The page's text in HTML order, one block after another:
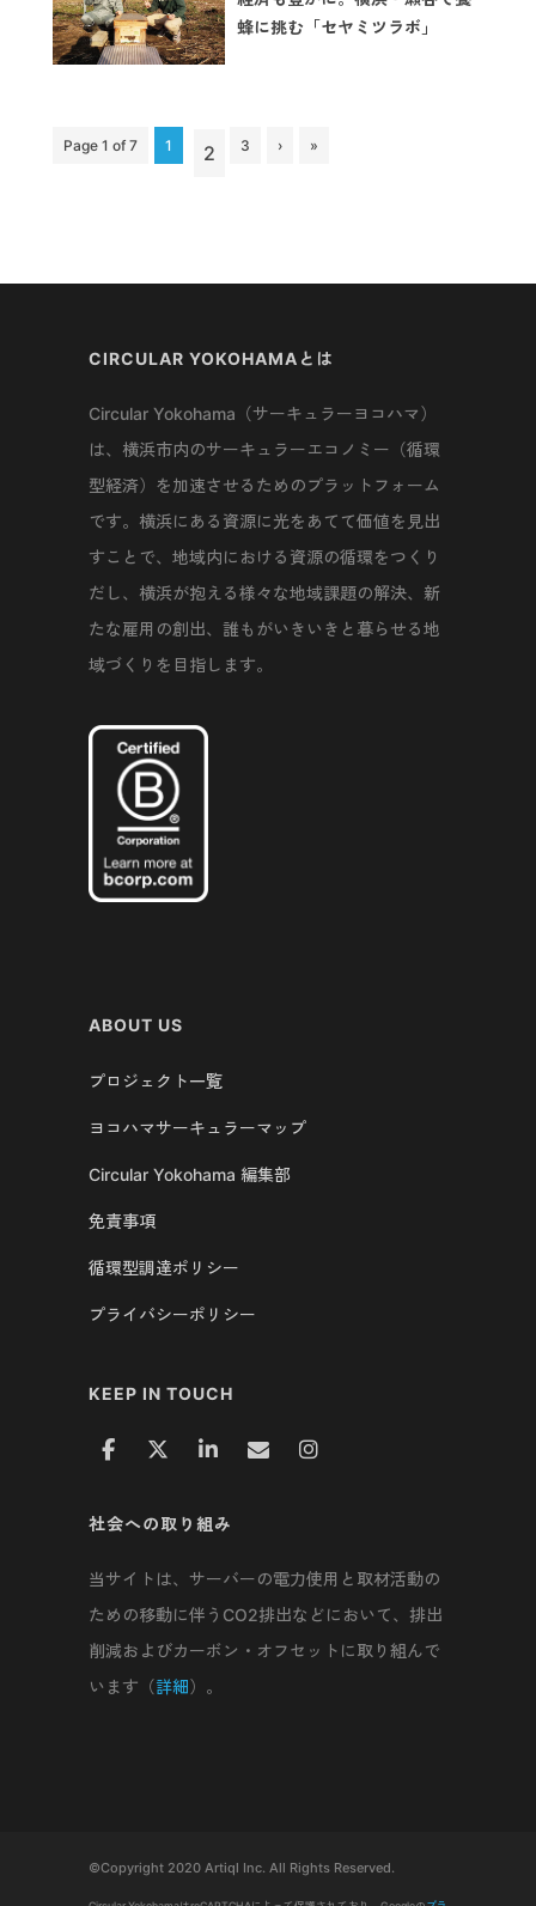
蜂に挑む「セヤミツラボ」
Page 1 of 7 1 2 3 › »
CIRCULAR YOKOHAMAとは
Circular Yokohama（サーキュラーヨコハマ）
は、横浜市内のサーキュラーエコノミー（循環
型経済）を加速させるためのプラットフォーム
です。横浜にある資源に光をあてて価値を見出
すことで、地域内における資源の循環をつくり
だし、横浜が抱える様々な地域課題の解決、新
たな雇用の創出、誰もがいきいきと暮らせる地
域づくりを目指します。
ABOUT US
プロジェクト一覧
ヨコハマサーキュラーマップ
Circular Yokohama 編集部
免責事項
循環型調達ポリシー
プライバシーポリシー
KEEP IN TOUCH
社会への取り組み
当サイトは、サーバーの電力使用と取材活動の
ための移動に伴うCO2排出などにおいて、排出
削減およびカーボン・オフセットに取り組んで
います（詳細）。
©Copyright 2020 Artiql Inc. All Rights Reserved.